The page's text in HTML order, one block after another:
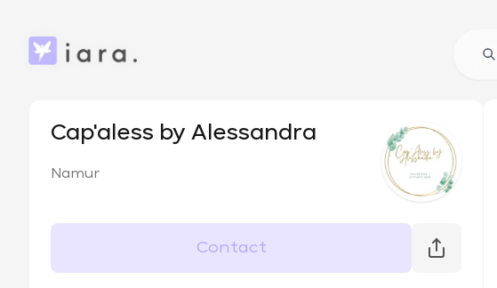
Cap'aless by Alessandra
Namur
Contact